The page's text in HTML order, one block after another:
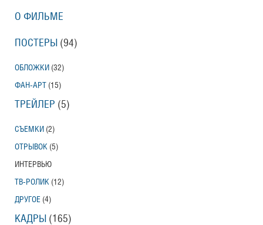
О ФИЛЬМЕ
ПОСТЕРЫ (94)
ОБЛОЖКИ (32)
ФАН-АРТ (15)
ТРЕЙЛЕР (5)
СЪЕМКИ (2)
ОТРЫВОК (5)
ИНТЕРВЬЮ
ТВ-РОЛИК (12)
ДРУГОЕ (4)
КАДРЫ (165)